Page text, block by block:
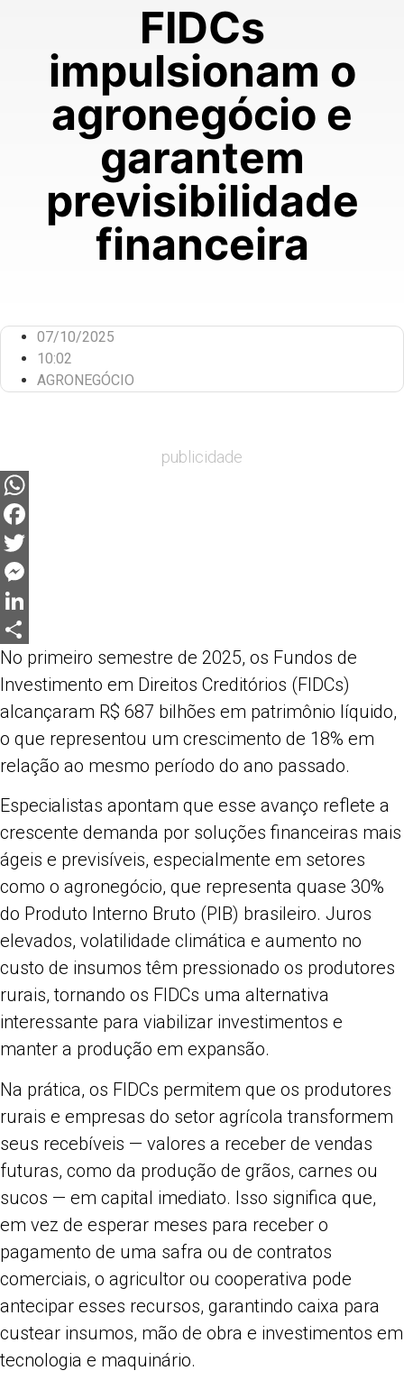
FIDCs
impulsionam o
agronegócio e
garantem
previsibilidade
financeira
07/10/2025
10:02
AGRONEGÓCIO
publicidade
WhatsApp
Facebook
Twitter
Messenger
LinkedIn
Share
No primeiro semestre de 2025, os Fundos de
Investimento em Direitos Creditórios (FIDCs)
alcançaram R$ 687 bilhões em patrimônio líquido,
o que representou um crescimento de 18% em
relação ao mesmo período do ano passado.
Especialistas apontam que esse avanço reflete a
crescente demanda por soluções financeiras mais
ágeis e previsíveis, especialmente em setores
como o agronegócio, que representa quase 30%
do Produto Interno Bruto (PIB) brasileiro. Juros
elevados, volatilidade climática e aumento no
custo de insumos têm pressionado os produtores
rurais, tornando os FIDCs uma alternativa
interessante para viabilizar investimentos e
manter a produção em expansão.
Na prática, os FIDCs permitem que os produtores
rurais e empresas do setor agrícola transformem
seus recebíveis — valores a receber de vendas
futuras, como da produção de grãos, carnes ou
sucos — em capital imediato. Isso significa que,
em vez de esperar meses para receber o
pagamento de uma safra ou de contratos
comerciais, o agricultor ou cooperativa pode
antecipar esses recursos, garantindo caixa para
custear insumos, mão de obra e investimentos em
tecnologia e maquinário.